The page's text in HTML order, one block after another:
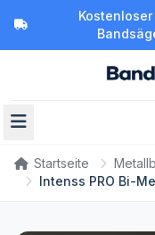
Startseite